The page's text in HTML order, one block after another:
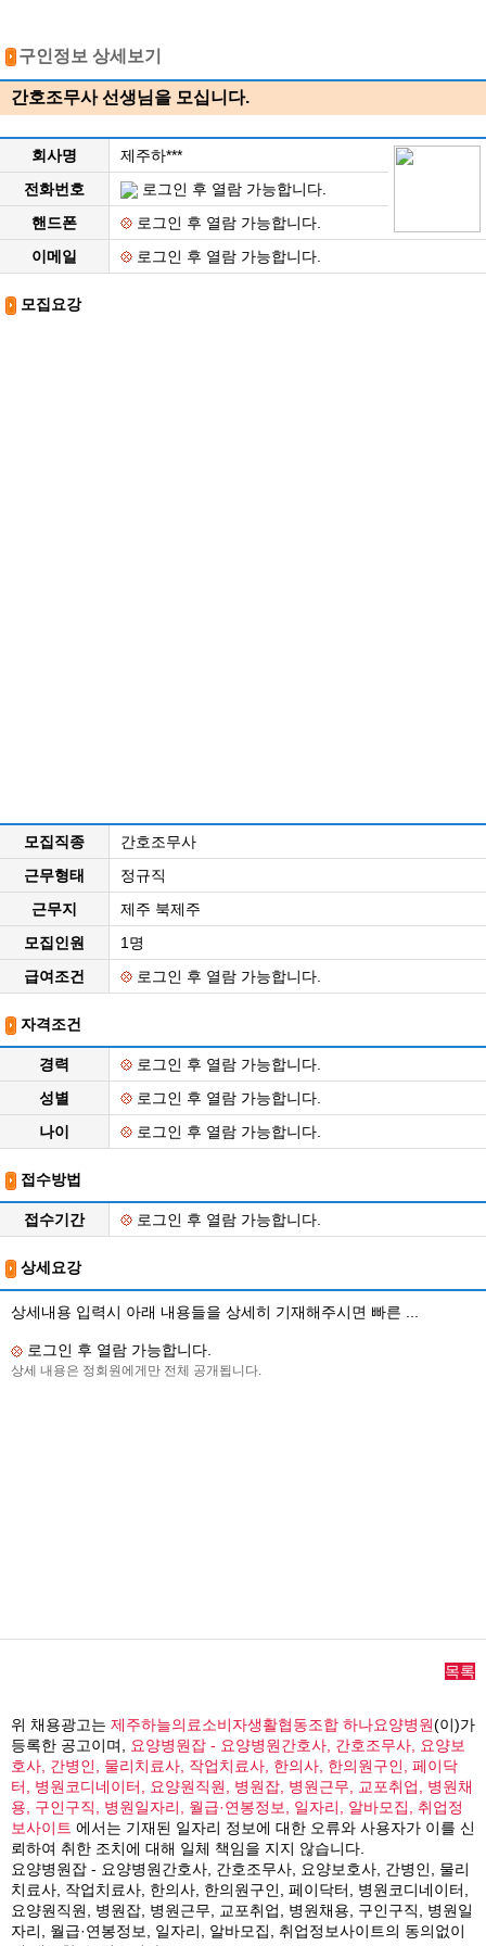
구인정보 상세보기
간호조무사 선생님을 모십니다.
회사명
제주하***
전화번호
로그인 후 열람 가능합니다.
핸드폰
로그인 후 열람 가능합니다.
이메일
로그인 후 열람 가능합니다.
모집요강
모집직종
간호조무사
근무형태
정규직
근무지
제주 북제주
모집인원
1명
급여조건
로그인 후 열람 가능합니다.
자격조건
경력
로그인 후 열람 가능합니다.
성별
로그인 후 열람 가능합니다.
나이
로그인 후 열람 가능합니다.
접수방법
접수기간 로그인 후 열람 가능합니다.
상세요강
상세내용 입력시 아래 내용들을 상세히 기재해주시면 빠른 ...
로그인 후 열람 가능합니다.
상세 내용은 정회원에게만 전체 공개됩니다.
목록
위 채용광고는 제주하늘의료소비자생활협동조합 하나요양병원(이)가
등록한 공고이며,
요양병원잡 - 요양병원간호사, 간호조무사, 요양보
호사, 간병인, 물리치료사, 작업치료사, 한의사, 한의원구인, 페이닥
터, 병원코디네이터, 요양원직원, 병원잡, 병원근무, 교포취업, 병원채
용, 구인구직, 병원일자리, 월급·연봉정보, 일자리, 알바모집, 취업정
보사이트 에서는 기재된 일자리 정보에 대한 오류와 사용자가 이를 신
뢰하여 취한 조치에 대해 일체 책임을 지지 않습니다.
요양병원잡 - 요양병원간호사, 간호조무사, 요양보호사, 간병인, 물리
치료사, 작업치료사, 한의사, 한의원구인, 페이닥터, 병원코디네이터,
요양원직원, 병원잡, 병원근무, 교포취업, 병원채용, 구인구직, 병원일
자리, 월급·연봉정보, 일자리, 알바모집, 취업정보사이트의 동의없이